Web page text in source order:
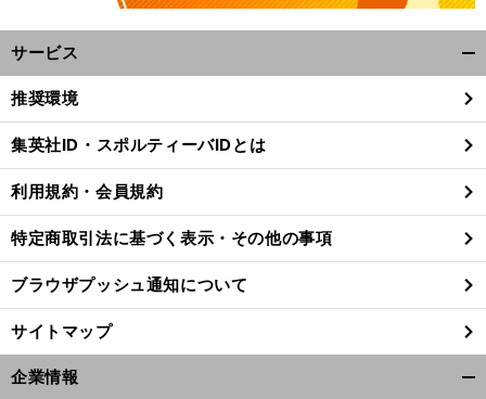
前
サービス
閉
る
推奨環境
集英社ID・スポルティーバIDとは
利用規約・会員規約
特定商取引法に基づく表示・その他の事項
ブラウザプッシュ通知について
サイトマップ
企業情報